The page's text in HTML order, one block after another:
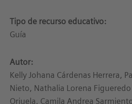
Tipo de recurso educativo:
Guía
Autor:
Kelly Johana Cárdenas Herrera,
Nieto, Nathalia Lorena Figueredo
Orjuela, Camila Andrea